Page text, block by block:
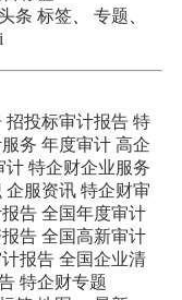
条 标签 专题
招投标审计报告 特
务 年度审计 高企
计 特企财企业服务
企服资讯 特企财审
告 全国年度审计
告 全国高新审计
报告 全国企业清
特企财专题